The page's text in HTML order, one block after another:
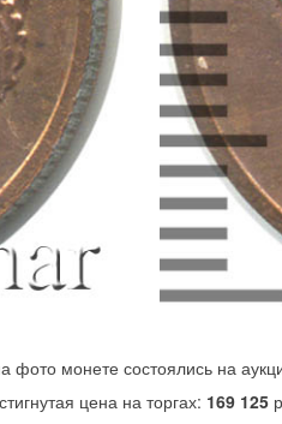
фото монете состоялись на
цена на торгах: 169 125